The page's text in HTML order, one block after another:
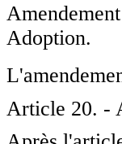
Adoption.
Article 20. -